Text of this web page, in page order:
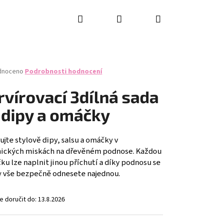
Hledat PřihlášeníNákupní
Podrobnosti hodnocení
3dílná sada
a omáčky
stylově dipy, salsu a omáčky v
miskách na dřevěném podnose. Každou
lze naplnit jinou příchutí a díky podnosu se
vše bezpečně odnesete najednou.
doručit do:13.8.2026